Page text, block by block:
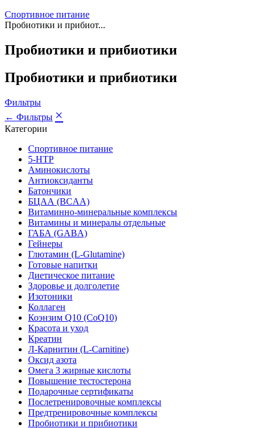
Спортивное питание
Пробиотики и прибиот...
Пробиотики и прибиотики
Пробиотики и прибиотики
Фильтры
← Фильтры ×
Категории
Спортивное питание
5-HTP
Аминокислоты
Антиоксиданты
Батончики
БЦАА (BCAA)
Витаминно-минеральные комплексы
Витамины и минералы отдельные
ГАБА (GABA)
Гейнеры
Глютамин (L-Glutamine)
Готовые напитки
Диетическое питание
Здоровье и долголетие
Изотоники
Коллаген
Коэнзим Q10 (CoQ10)
Красота и уход
Креатин
Л-Карнитин (L-Сarnitine)
Оксид азота
Омега 3 жирные кислоты
Повышение тестостерона
Подарочные сертификаты
Послетренировочные комплексы
Предтренировочные комплексы
Пробиотики и прибиотики